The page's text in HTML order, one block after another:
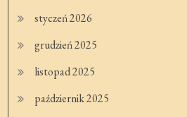
styczeń 2026
grudzień 2025
listopad 2025
październik 2025